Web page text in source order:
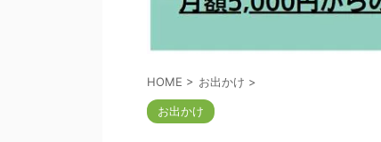
HOME > お出かけ >
お出かけ